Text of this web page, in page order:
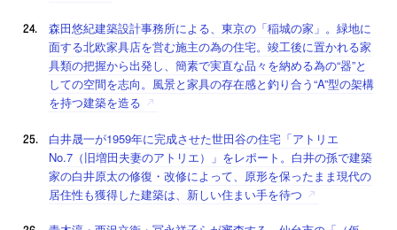
森田悠紀建築設計事務所による、東京の「稲城の家」。緑地に
面する北欧家具店を営む施主の為の住宅。竣工後に置かれる家
具類の把握から出発し、簡素で実直な品々を納める為の“器”と
しての空間を志向。風景と家具の存在感と釣り合う“A”型の架構
を持つ建築を造る
白井晟一が1959年に完成させた世田谷の住宅「アトリエ
No.7（旧増田夫妻のアトリエ）」をレポート。白井の孫で建築
家の白井原太の修復・改修によって、原形を保ったまま現代の
居住性も獲得した建築は、新しい住まい手を待つ